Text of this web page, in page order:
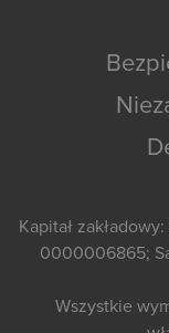
Kapitał
0000006865;
Wszystkie